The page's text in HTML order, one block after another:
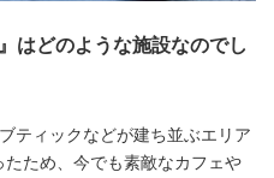
どのような施設なのでし
ティックなどが建ち並ぶエリア
ため、今でも素敵なカフェや